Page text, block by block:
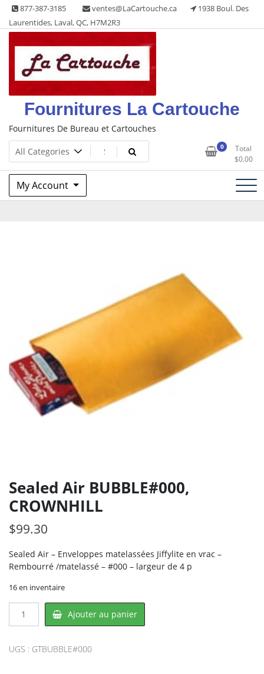
Skip
content
877-387-3185 ventes@LaCartouche.ca
1938 Boul. Des
Laurentides, Laval, QC, H7M2R3
Fournitures La Cartouche
Fournitures De Bureau et Cartouches
0
Total
$0.00
My Account
Sealed Air BUBBLE#000,
CROWNHILL
$99.30
Sealed Air – Enveloppes matelassées Jiffylite en vrac –
Rembourré /matelassé – #000 – largeur de 4 p
16 en inventaire
Air
Ajouter au panier
UGS : GTBUBBLE#000